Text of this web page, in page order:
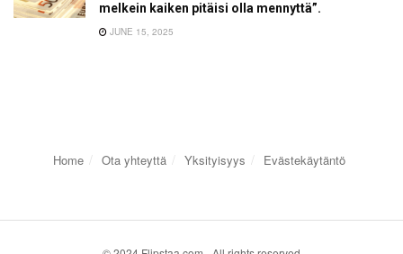
melkein kaiken pitäisi olla mennyttä”.
JUNE 15, 2025
Home Ota yhteyttä Yksityisyys Evästekäytäntö